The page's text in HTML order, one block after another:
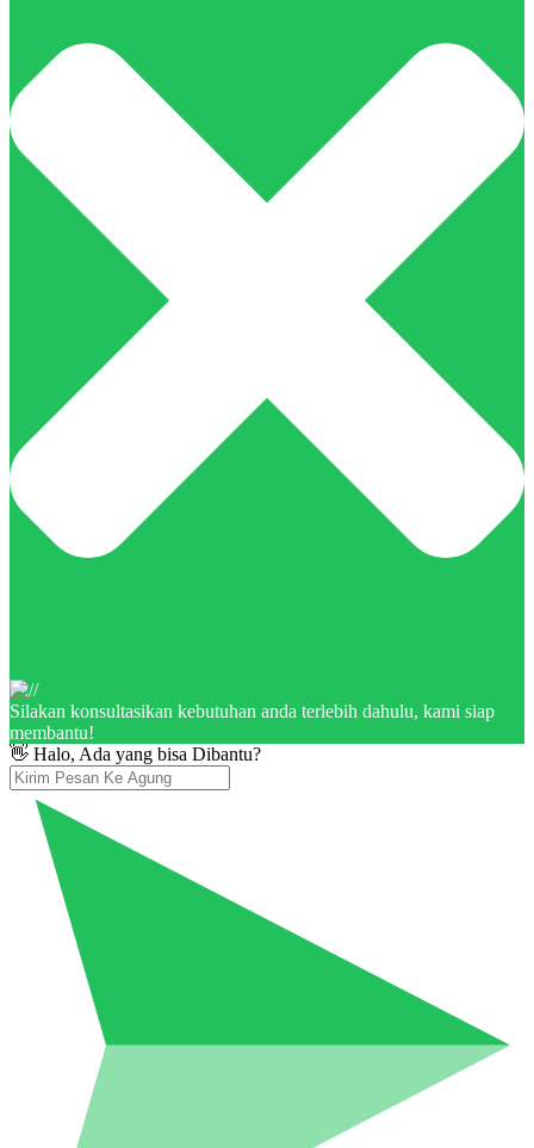
Silakan konsultasikan kebutuhan anda terlebih dahulu, kami siap
membantu!
👋 Halo, Ada yang bisa Dibantu?